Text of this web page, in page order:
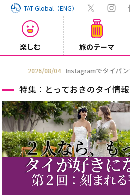
TAT Global（ENG）
楽しむ 旅のテーマ
特集：とっておきのタイ情報